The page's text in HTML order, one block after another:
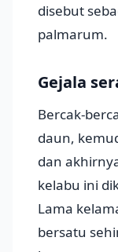
disebut
palmarum.
Gejala
Bercak-
daun,
dan
kelabu ini
Lama
bersatu